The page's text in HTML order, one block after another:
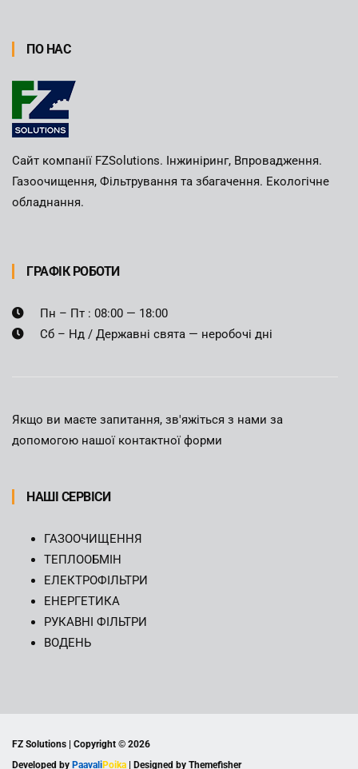
ПО НАС
Сайт компанії FZSolutions. Інжиніринг, Впровадження.
Газоочищення, Фільтрування та збагачення. Екологічне
обладнання.
ГРАФІК РОБОТИ
Пн – Пт : 08:00 — 18:00
Сб – Нд / Державні свята — неробочі дні
Якщо ви маєте запитання, зв'яжіться з нами за
допомогою нашої контактної форми
НАШІ СЕРВІСИ
ГАЗООЧИЩЕННЯ
ТЕПЛООБМІН
ЕЛЕКТРОФІЛЬТРИ
ЕНЕРГЕТИКА
РУКАВНІ ФІЛЬТРИ
ВОДЕНЬ
FZ Solutions | Copyright © 2026
Developed by PaavaliPoika | Designed by Themefisher